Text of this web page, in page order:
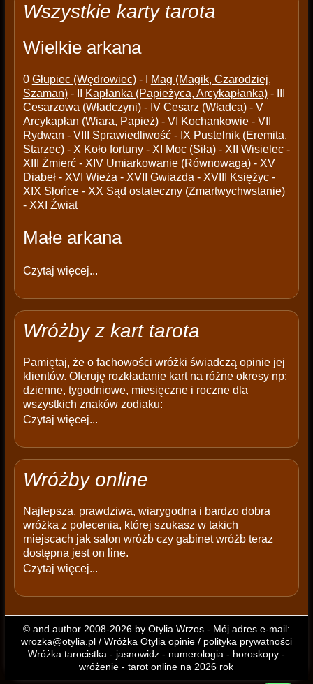
Wszystkie karty tarota
Wielkie arkana
0 Głupiec (Wędrowiec)- I
Mag (Magik, Czarodziej,
Szaman)- II Kapłanka (Papieżyca, Arcykapłanka)- III
Cesarzowa (Władczyni)- IV Cesarz (Władca)- V
Arcykapłan (Wiara, Papież)- VI Kochankowie- VII
Rydwan - VIII Sprawiedliwość- IX Pustelnik (Eremita,
Starzec)- X Koło fortuny- XI Moc (Siła)- XII Wisielec-
XIII Źmierć- XIV Umiarkowanie (Równowaga)- XV
Diabeł- XVI Wieża - XVII Gwiazda - XVIII Księżyc-
XIX Słońce- XX Sąd ostateczny (Zmartwychwstanie)
- XXI Źwiat
Małe arkana
Czytaj więcej...
Wróżby z kart tarota
Pamiętaj, że o fachowości wróżki świadczą opinie jej
klientów. Oferuję rozkładanie kart na różne okresy np:
dzienne, tygodniowe, miesięczne i roczne dla
wszystkich znaków zodiaku:
Czytaj więcej...
Wróżby online
Najlepsza, prawdziwa, wiarygodna i bardzo dobra
wróżka z polecenia, której szukasz w takich
miejscach jak salon wróżb czy gabinet wróżb teraz
dostępna jest on line.
Czytaj więcej...
© and author 2008-2026 by Otylia Wrzos - Mój adres e-mail:
wrozka@otylia.pl/ Wróżka Otylia opinie/ polityka prywatności
Wróżka tarocistka - jasnowidz - numerologia - horoskopy -
wróżenie - tarot online na 2026 rok